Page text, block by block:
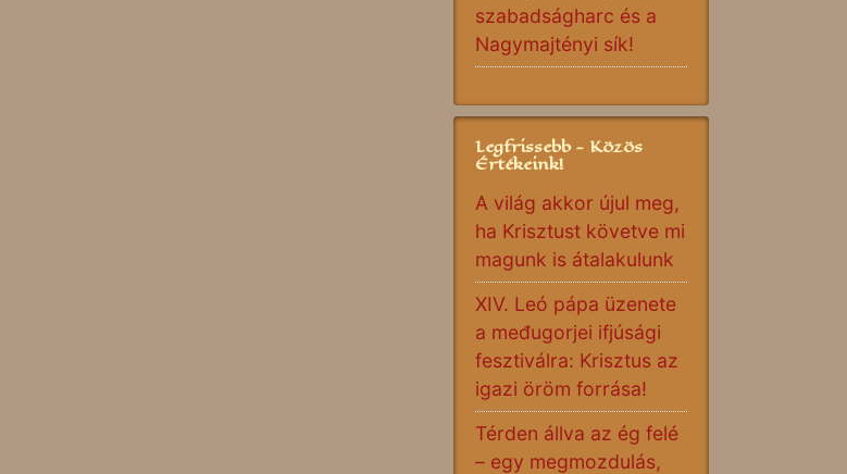
szabadságharc és a
Nagymajtényi sík!
Legfrissebb - Közös
Értékeink!
A világ akkor újul meg,
ha Krisztust követve mi
magunk is átalakulunk
XIV. Leó pápa üzenete
a međugorjei ifjúsági
fesztiválra: Krisztus az
igazi öröm forrása!
Térden állva az ég felé
– egy megmozdulás,